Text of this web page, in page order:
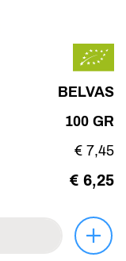
BELVAS
100 GR
€ 7,45
€ 6,25